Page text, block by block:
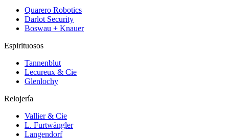
Quarero Robotics
Darlot Security
Boswau + Knauer
Espirituosos
Tannenblut
Lecureux & Cie
Glenlochy
Relojería
Vallier & Cie
L. Furtwängler
Langendorf